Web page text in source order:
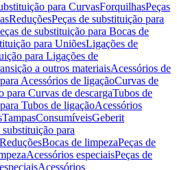
para CurvasForquilhasPeças
ReduçõesPeças de substituição para
de substituição para Bocas de
para UniõesLigações de
para Ligações de
a outros materiaisAcessórios de
Acessórios de ligaçãoCurvas de
para Curvas de descargaTubos de
Tubos de ligaçãoAcessórios
TampasConsumíveisGeberit
substituição para
ReduçõesBocas de limpezaPeças de
Acessórios especiaisPeças de
Acessórios